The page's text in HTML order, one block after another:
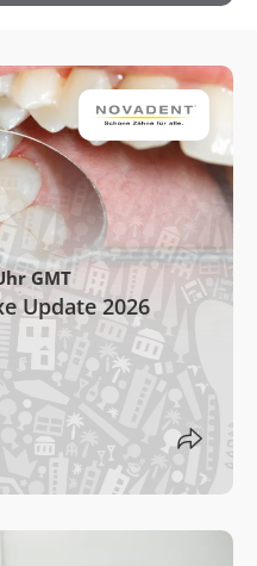
GMT
Update 2026